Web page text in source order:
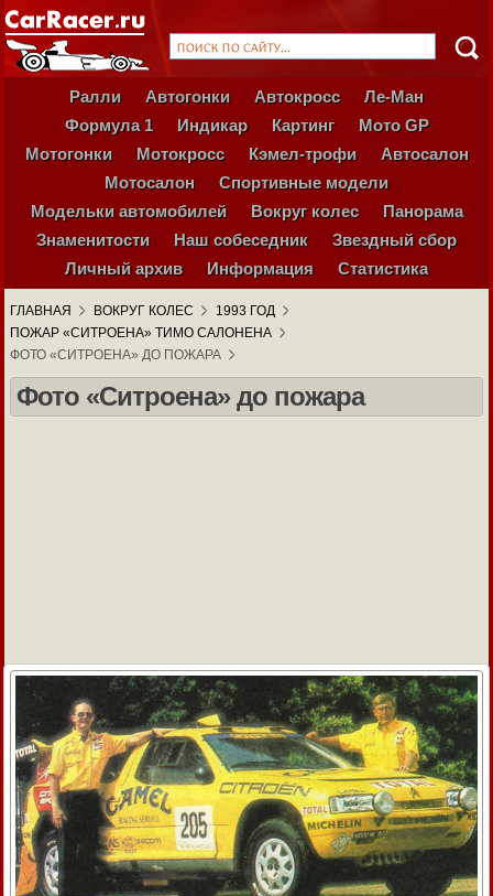
Ралли Автогонки Автокросс
Ле-Ман
Формула 1
Индикар Картинг
Мото GP
Мотогонки
Мотокросс Кэмел-трофи
Автосалон
Мотосалон
Спортивные модели
Модельки автомобилей
Вокруг колес
Панорама
Знаменитости
Наш собеседник
Звездный сбор
Личный архив
Информация Статистика
ГЛАВНАЯ ВОКРУГ КОЛЕС
1993 ГОД
ПОЖАР «СИТРОЕНА» ТИМО САЛОНЕНА
ФОТО «СИТРОЕНА» ДО ПОЖАРА
Фото «Ситроена» до пожара